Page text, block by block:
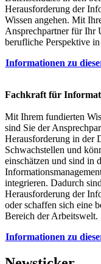
Herausforderung der
Wissen angehen. Mit
Ansprechpartner für Ihr
berufliche Perspektive
Informationen zu
Fachkraft für
Mit Ihrem fundierten
sind Sie der
Herausforderung in der
Schwachstellen und
einschätzen und sind in
integrieren. Dadurch
Herausforderung der
oder schaffen sich eine
Bereich der Arbeitswelt.
Informationen zu